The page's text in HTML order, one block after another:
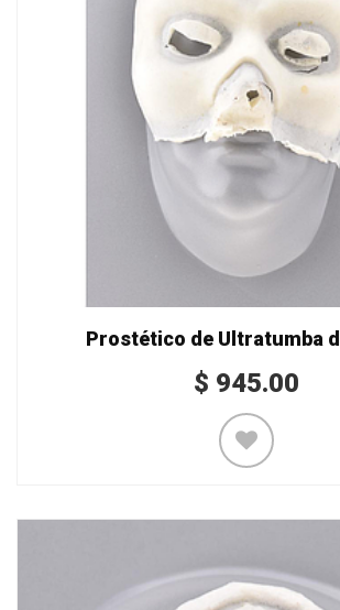
Prostético de Ultratumba
$ 945.00